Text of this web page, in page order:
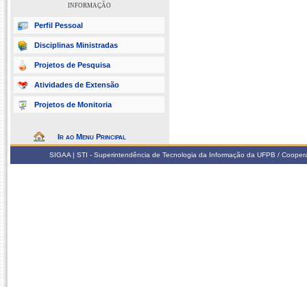
INFORMAÇÃO
Perfil Pessoal
Disciplinas Ministradas
Projetos de Pesquisa
Atividades de Extensão
Projetos de Monitoria
Ir ao Menu Principal
SIGAA | STI - Superintendência de Tecnologia da Informação da UFPB /